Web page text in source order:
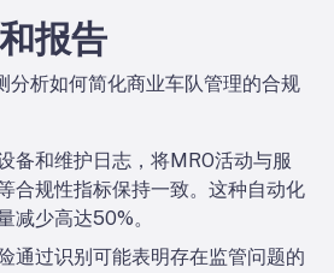
报告
分析如何简化商业车队管理的合规
备和维护日志，将MRO活动与服
合规性指标保持一致。这种自动化
减少高达50%。
通过识别可能表明存在监管问题的